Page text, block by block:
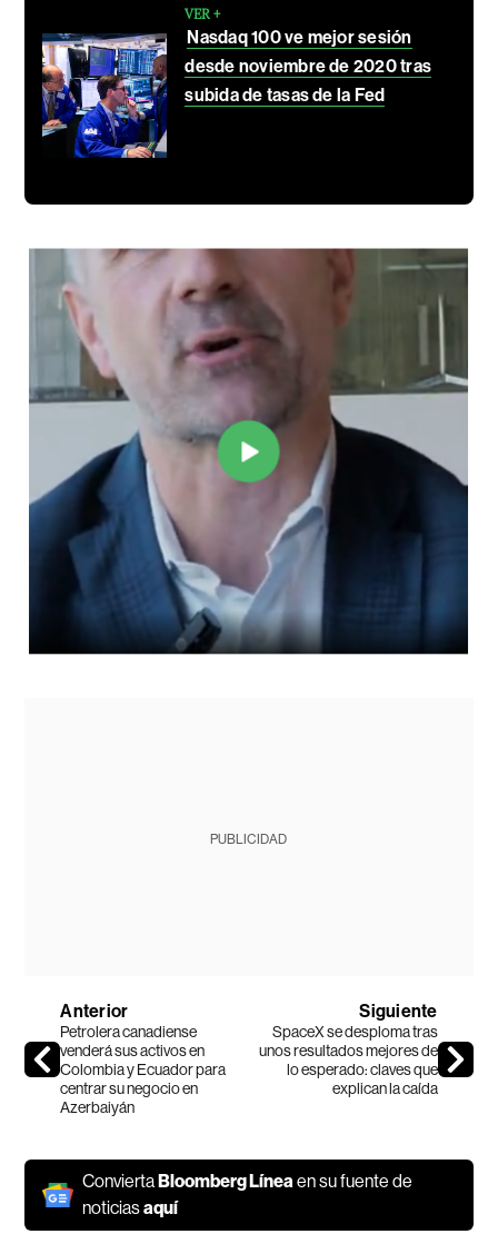
VER +
Nasdaq 100 ve mejor sesión
desde noviembre de 2020 tras
subida de tasas de la Fed
PUBLICIDAD
Anterior
Petrolera canadiense
venderá sus activos en
Colombia y Ecuador para
centrar su negocio en
Azerbaiyán
Siguiente
SpaceX se desploma tras
unos resultados mejores de
lo esperado: claves que
explican la caída
ConviertaBloomberg Líneaen su fuente de
noticiasaquí